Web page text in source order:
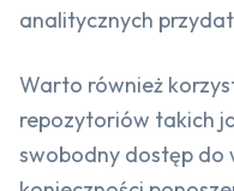
analitycznych
Warto również
repozytoriów takich
swobodny dostęp do